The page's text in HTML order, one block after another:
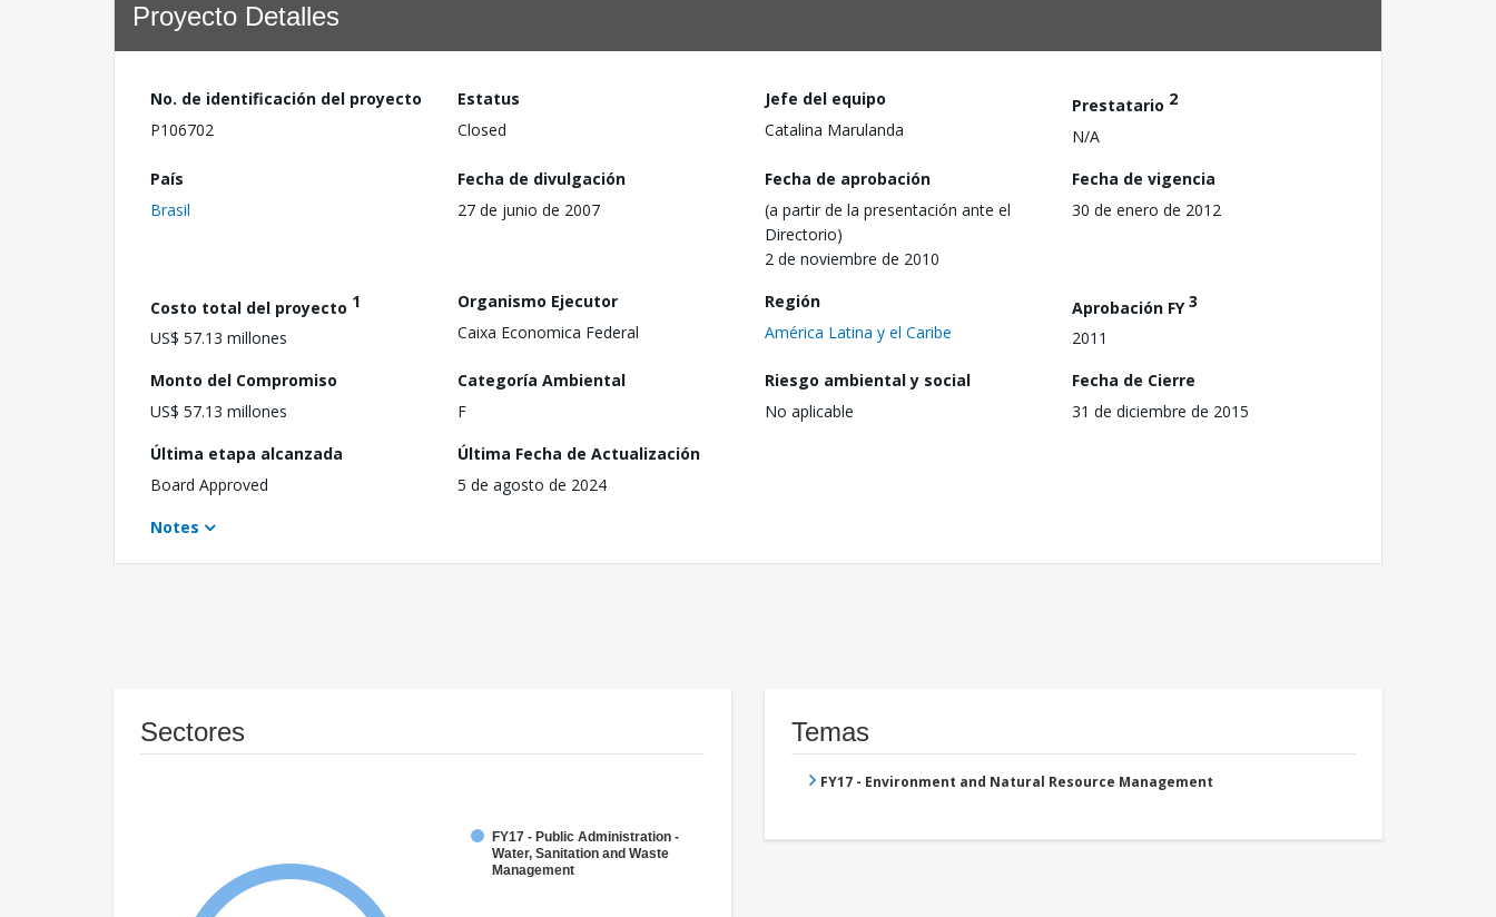
Proyecto Detalles
No. de identificación del proyecto
P106702
Estatus
Closed
Jefe del equipo
Catalina Marulanda
Prestatario 2
N/A
País
Brasil
Fecha de divulgación
27 de junio de 2007
Fecha de aprobación
(a partir de la presentación ante el
Directorio)
2 de noviembre de 2010
Fecha de vigencia
30 de enero de 2012
Costo total del proyecto 1
US$ 57.13 millones
Organismo Ejecutor
Caixa Economica Federal
Región
América Latina y el Caribe
Aprobación FY3
2011
Monto del Compromiso
US$ 57.13 millones
Categoría Ambiental
F
Riesgo ambiental y social
No aplicable
Fecha de Cierre
31 de diciembre de 2015
Última etapa alcanzada
Board Approved
Última Fecha de Actualización
5 de agosto de 2024
Notes
Sectores
FY17 - Public Administration -
Water, Sanitation and Waste
Management
Temas
FY17 - Environment and Natural Resource Management